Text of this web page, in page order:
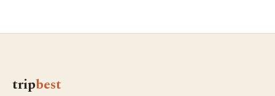
tripbest